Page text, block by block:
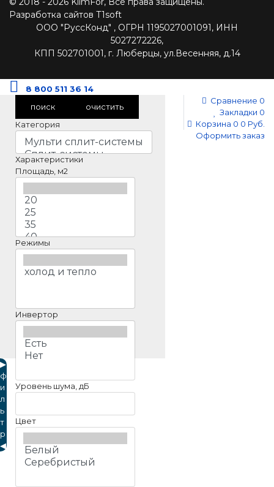
Разработка сайтов T1soft
ООО "РуссКонд" , ОГРН 1195027001091, ИНН
5027272226,
КПП 502701001, г. Люберцы, ул.Весенняя, д.14
8 800 511 36 14
Сравнение 0
Закладки 0
Корзина 0 0 Руб.
Оформить заказ
поиск
очистить
Категория
Характеристики
Площадь, м2
Режимы
Инвертор
Уровень шума, дБ
Цвет
▶
ф
и
л
ь
т
р
◀